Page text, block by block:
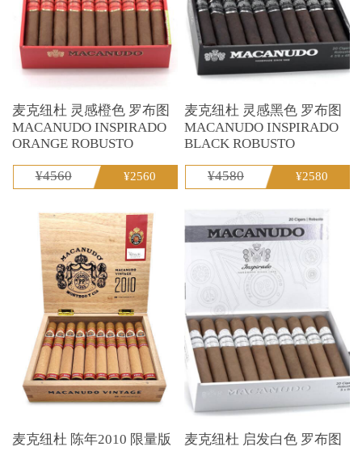
麦克纽杜 灵感橙色 罗布图
MACANUDO INSPIRADO
ORANGE ROBUSTO
¥4560 ¥2560
麦克纽杜 灵感黑色 罗布图
MACANUDO INSPIRADO
BLACK ROBUSTO
¥4580 ¥2580
麦克纽杜 陈年2010 限量版
麦克纽杜 启发白色 罗布图